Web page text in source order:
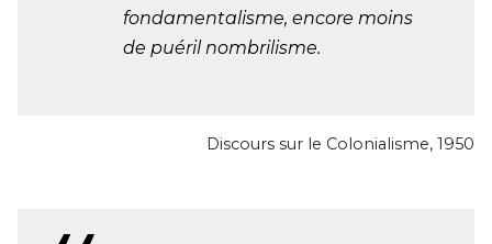
fondamentalisme, encore moins
de puéril nombrilisme.
Discours sur le Colonialisme, 1950